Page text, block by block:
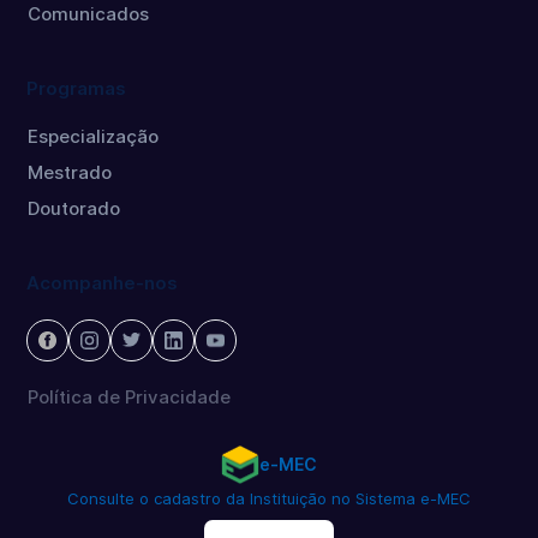
Comunicados
Programas
Especialização
Mestrado
Doutorado
Acompanhe-nos
Política de Privacidade
e-MEC
Consulte o cadastro da Instituição no Sistema e-MEC